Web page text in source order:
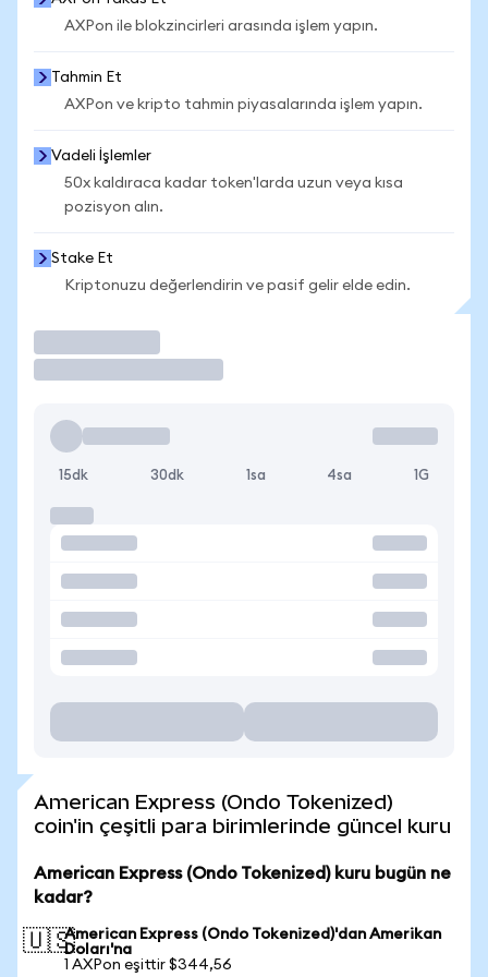
AXPon ile blokzincirleri arasında işlem yapın.
Tahmin Et
AXPon ve kripto tahmin piyasalarında işlem yapın.
Vadeli İşlemler
50x kaldıraca kadar token'larda uzun veya kısa
pozisyon alın.
Stake Et
Kriptonuzu değerlendirin ve pasif gelir elde edin.
15dk 30dk 1sa 4sa 1G
American Express (Ondo Tokenized)
coin'in çeşitli para birimlerinde güncel kuru
American Express (Ondo Tokenized) kuru bugün ne
kadar?
🇺🇸American Express (Ondo Tokenized)'dan Amerikan
Doları'na
1 AXPon eşittir $344,56